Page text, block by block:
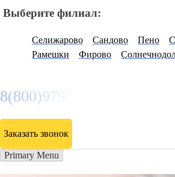
Выберите филиал:
Селижарово Сандово Пено
Рамешки
Фирово
8(800)9797043
Заказать звонок
Primary Menu